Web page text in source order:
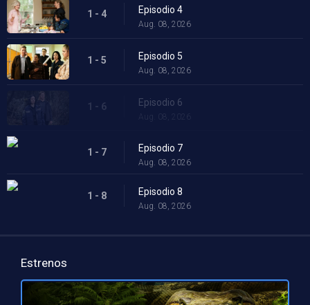
1 - 4 Episodio 4
Aug. 08, 2026
1 - 5 Episodio 5
Aug. 08, 2026
1 - 6 Episodio 6
Aug. 08, 2026
1 - 7 Episodio 7
Aug. 08, 2026
1 - 8 Episodio 8
Aug. 08, 2026
Estrenos